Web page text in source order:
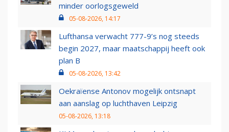
minder oorlogsgeweld
05-08-2026, 14:17
Lufthansa verwacht 777-9’s nog steeds
begin 2027, maar maatschappij heeft ook
plan B
05-08-2026, 13:42
Oekraïense Antonov mogelijk ontsnapt
aan aanslag op luchthaven Leipzig
05-08-2026, 13:18